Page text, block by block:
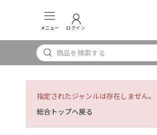
メニュー ログイン
INSTAGRAM
指定されたジャンルは存在しません。
総合トップへ戻る